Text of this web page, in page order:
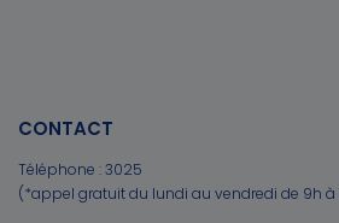
CONTACT
Téléphone :3025
(*appel gratuit du lundi au vendredi de 9h à